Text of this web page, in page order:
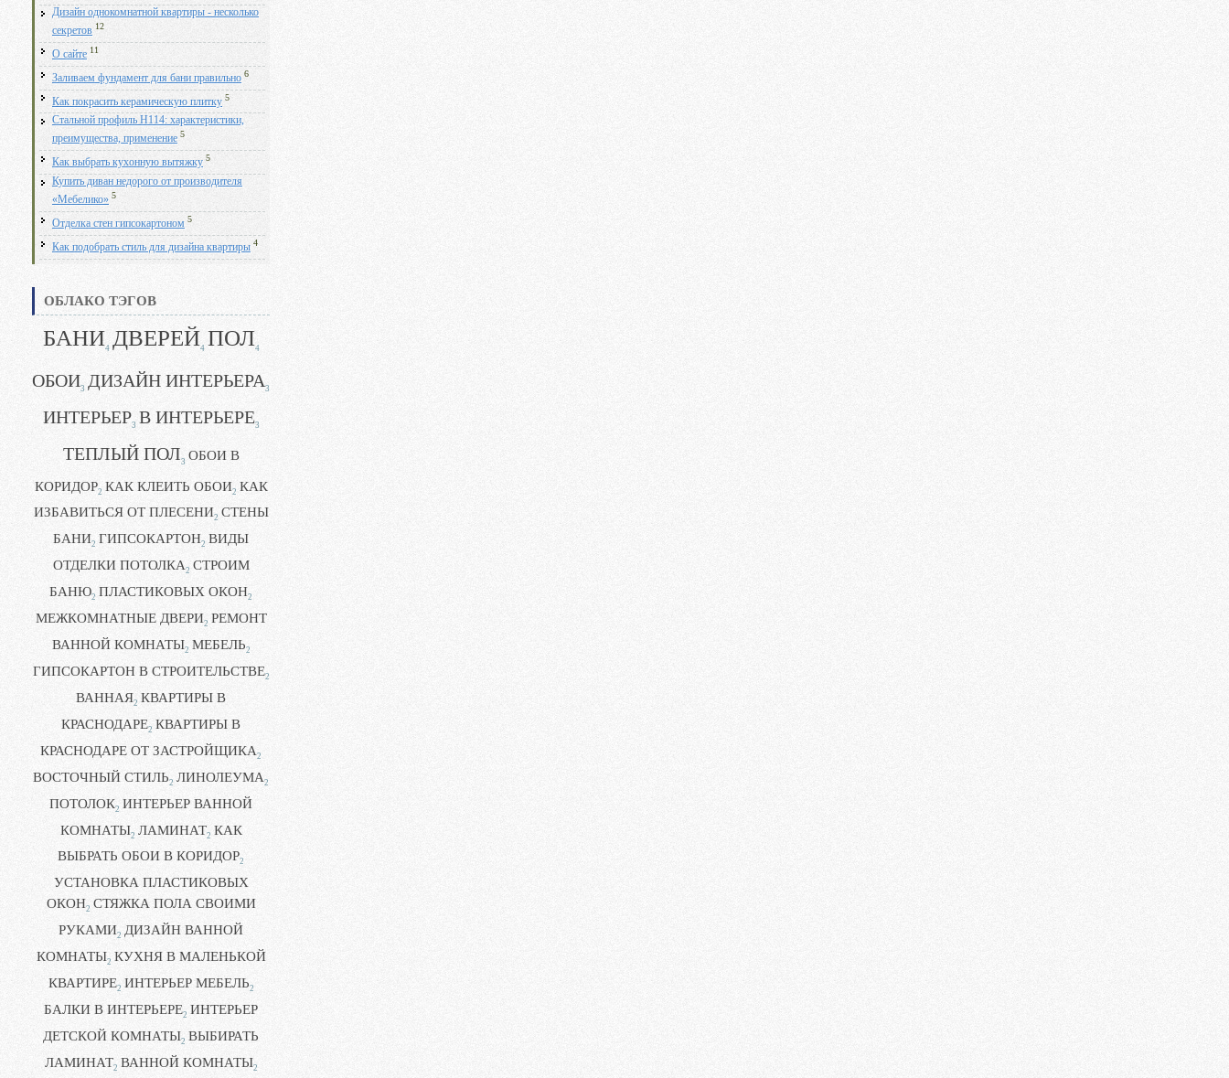
Дизайн однокомнатной квартиры - несколько
секретов 12
О сайте 11
Заливаем фундамент для бани правильно 6
Как покрасить керамическую плитку 5
Стальной профиль Н114: характеристики,
преимущества, применение 5
Как выбрать кухонную вытяжку 5
Купить диван недорого от производителя
«Мебелико» 5
Отделка стен гипсокартоном 5
Как подобрать стиль для дизайна квартиры 4
ОБЛАКО ТЭГОВ
БАНИ4 ДВЕРЕЙ4 ПОЛ4
ОБОИ3 ДИЗАЙН ИНТЕРЬЕРА3
ИНТЕРЬЕР3 В ИНТЕРЬЕРЕ3
ТЕПЛЫЙ ПОЛ3 ОБОИ В
КОРИДОР2 КАК КЛЕИТЬ ОБОИ2 КАК
ИЗБАВИТЬСЯ ОТ ПЛЕСЕНИ2 СТЕНЫ
БАНИ2 ГИПСОКАРТОН2 ВИДЫ
ОТДЕЛКИ ПОТОЛКА2 СТРОИМ
БАНЮ2 ПЛАСТИКОВЫХ ОКОН2
МЕЖКОМНАТНЫЕ ДВЕРИ2 РЕМОНТ
ВАННОЙ КОМНАТЫ2 МЕБЕЛЬ2
ГИПСОКАРТОН В СТРОИТЕЛЬСТВЕ2
ВАННАЯ2 КВАРТИРЫ В
КРАСНОДАРЕ2 КВАРТИРЫ В
КРАСНОДАРЕ ОТ ЗАСТРОЙЩИКА2
ВОСТОЧНЫЙ СТИЛЬ2 ЛИНОЛЕУМА2
ПОТОЛОК2 ИНТЕРЬЕР ВАННОЙ
КОМНАТЫ2 ЛАМИНАТ2 КАК
ВЫБРАТЬ ОБОИ В КОРИДОР2
УСТАНОВКА ПЛАСТИКОВЫХ
ОКОН2 СТЯЖКА ПОЛА СВОИМИ
РУКАМИ2 ДИЗАЙН ВАННОЙ
КОМНАТЫ2 КУХНЯ В МАЛЕНЬКОЙ
КВАРТИРЕ2 ИНТЕРЬЕР МЕБЕЛЬ2
БАЛКИ В ИНТЕРЬЕРЕ2 ИНТЕРЬЕР
ДЕТСКОЙ КОМНАТЫ2 ВЫБИРАТЬ
ЛАМИНАТ2 ВАННОЙ КОМНАТЫ2